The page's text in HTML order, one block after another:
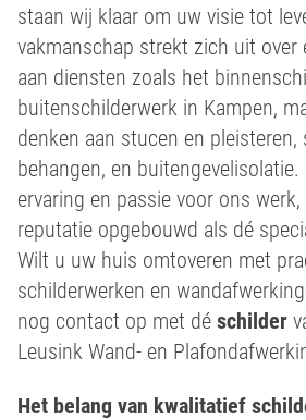
staan wij klaar om uw visie tot
vakmanschap strekt zich uit over
aan diensten zoals het
buitenschilderwerk in Kampen,
denken aan stucen en pleisteren,
behangen, en
ervaring en passie voor ons
reputatie opgebouwd als dé
Wilt u uw huis omtoveren met
schilderwerken en
nog contact op met dé schilder
Leusink Wand- en
Het belang van kwalitatief